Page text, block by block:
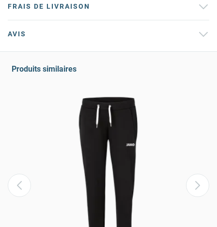
FRAIS DE LIVRAISON
AVIS
Produits similaires